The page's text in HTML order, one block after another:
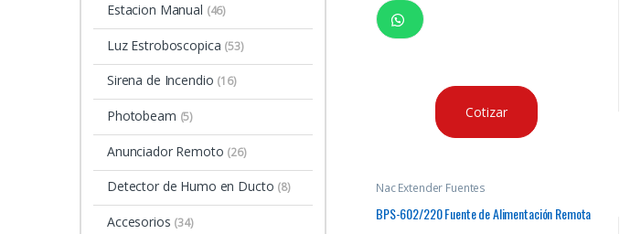
Cotizar
Nac Extender Fuentes
BPS-602/220 Fuente de Alimentación Remota
Estacion Manual (46)
Luz Estroboscopica (53)
Sirena de Incendio (16)
Photobeam (5)
Anunciador Remoto (26)
Detector de Humo en Ducto (8)
Accesorios (34)